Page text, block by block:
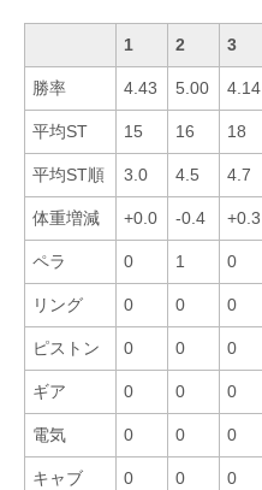
1 2 3
勝率 4.43 5.00 4.14
平均ST 15 16 18
平均ST順 3.0 4.5 4.7
体重増減 +0.0 -0.4 +0.3
ペラ 0 1 0
リング 0 0 0
ピストン 0 0 0
ギア 0 0 0
電気 0 0 0
キャブ 0 0 0